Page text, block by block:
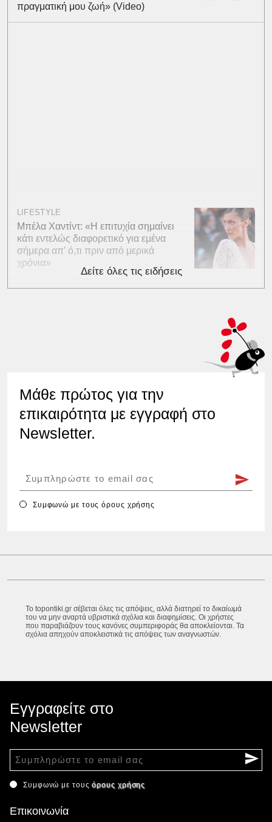
πραγματική μου ζωή» (Video)
LIFESTYLE
Μπέλα Χαντίντ: «Η επιτυχία σημαίνει
κάτι εντελώς διαφορετικό για εμένα
σήμερα απ’ ό,τι πριν από μερικά
χρόνια»
Δείτε όλες τις ειδήσεις
Μάθε πρώτος για την
επικαιρότητα με εγγραφή στο
Newsletter.
Συμφωνώ με τουςόρους χρήσης
Το topontiki.gr σέβεται όλες τις απόψεις, αλλά διατηρεί το δικαίωμά
του να μην αναρτά υβριστικά σχόλια και διαφημίσεις. Οι χρήστες
που παραβιάζουν τους κανόνες συμπεριφοράς θα αποκλείονται. Τα
σχόλια απηχούν αποκλειστικά τις απόψεις των αναγνωστών.
Εγγραφείτε στο
Newsletter
Συμφωνώ με τουςόρους χρήσης
Επικοινωνία